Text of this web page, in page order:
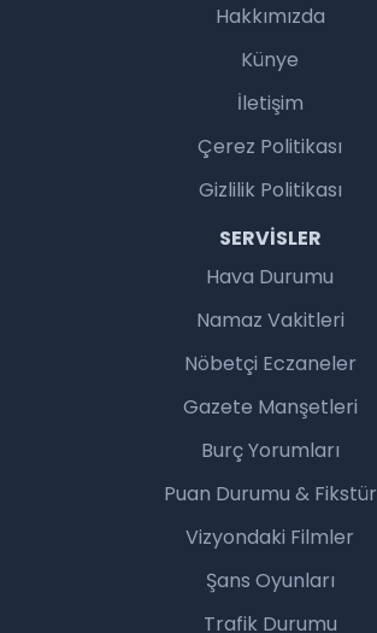
Hakkımızda
Künye
İletişim
Çerez Politikası
Gizlilik Politikası
SERVISLER
Hava Durumu
Namaz Vakitleri
Nöbetçi Eczaneler
Gazete Manşetleri
Burç Yorumları
Puan Durumu & Fikstür
Vizyondaki Filmler
Şans Oyunları
Trafik Durumu